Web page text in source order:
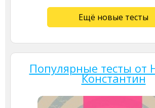
Ещё новые тесты
Популярные тесты от
Константин